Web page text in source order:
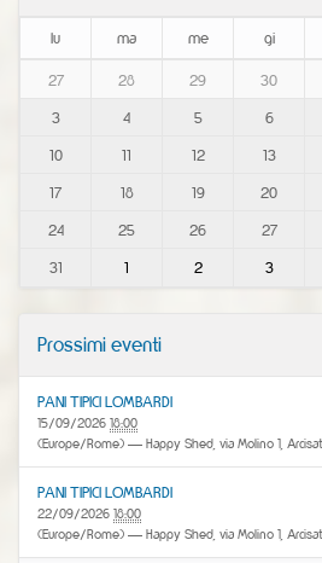
lu ma me gi
27 28 29 30
3
4 5 6
10
11 12 13
17
18 19 20
24
25 26 27
31
1 2 3
Prossimi eventi
PANI TIPICI LOMBARDI
15/09/2026 18:00
(Europe/Rome) — Happy Shed, via Molino 1,
PANI TIPICI LOMBARDI
22/09/2026 18:00
(Europe/Rome) — Happy Shed, via Molino 1,